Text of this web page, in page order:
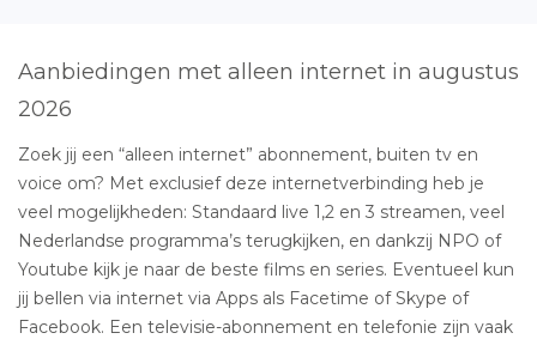
Aanbiedingen met alleen internet in augustus
2026
Zoek jij een “alleen internet” abonnement, buiten tv en
voice om? Met exclusief deze internetverbinding heb je
veel mogelijkheden: Standaard live 1,2 en 3 streamen, veel
Nederlandse programma’s terugkijken, en dankzij NPO of
Youtube kijk je naar de beste films en series. Eventueel kun
jij bellen via internet via Apps als Facetime of Skype of
Facebook. Een televisie-abonnement en telefonie zijn vaak